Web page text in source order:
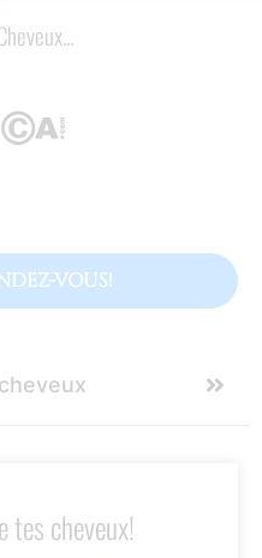
VOUS!
tes cheveux!